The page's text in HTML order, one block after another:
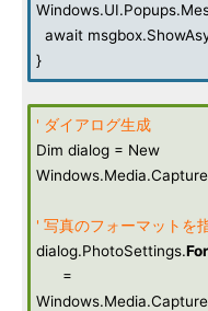
await
}
' ダイアログ生成
Dim dialog = New
' 写真のフォーマットを
dialog.PhotoSettings.
=